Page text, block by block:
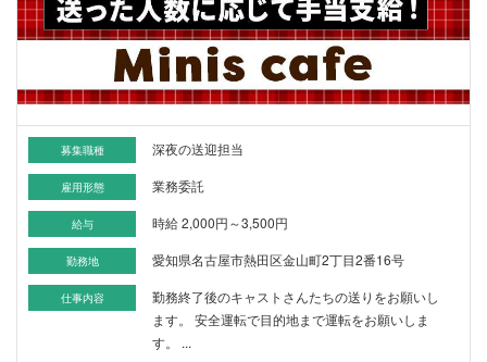
募集職種 深夜の送迎担当
雇用形態 業務委託
給与 時給 2,000円～3,500円
勤務地 愛知県名古屋市熱田区金山町2丁目2番16号
仕事内容
勤務終了後のキャストさんたちの送りをお願いし
ます。 安全運転で目的地まで運転をお願いしま
す。 ...